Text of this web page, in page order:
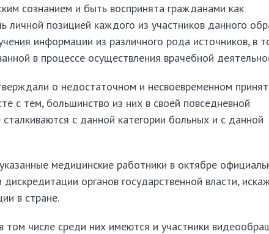
сознанием и быть воспринята гражданами как
личной позицией каждого из участников данного
информации из различного рода источников, в
в процессе осуществления врачебной
о недостаточном и несвоевременном
с тем, большинство из них в своей повседневной
с данной категории больных и с данной
медицинские работники в октябре
органов государственной власти,
в стране.
том числе среди них имеются и участники